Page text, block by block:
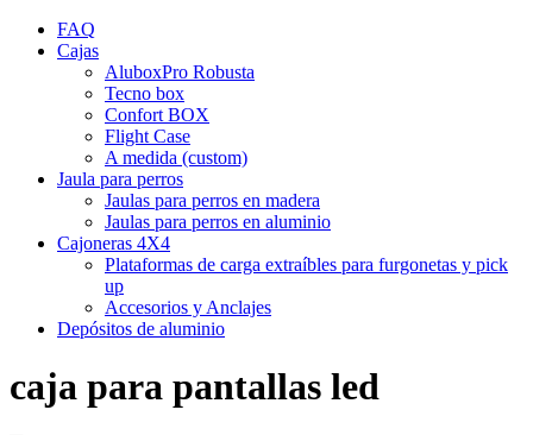
FAQ
Cajas
AluboxPro Robusta
Tecno box
Confort BOX
Flight Case
A medida (custom)
Jaula para perros
Jaulas para perros en madera
Jaulas para perros en aluminio
Cajoneras 4X4
Plataformas de carga extraíbles para furgonetas y pick
up
Accesorios y Anclajes
Depósitos de aluminio
caja para pantallas led